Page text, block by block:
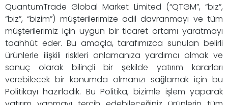
QuantumTrade Global Market Limited (“QTGM”, “biz”,
“biz”, “bizim”) müşterilerimize adil davranmayı ve tüm
müşterilerimiz için uygun bir ticaret ortamı yaratmayı
taahhüt eder. Bu amaçla, tarafımızca sunulan belirli
ürünlerle ilişkili riskleri anlamanıza yardımcı olmak ve
sonuç olarak bilinçli bir şekilde yatırım kararları
verebilecek bir konumda olmanızı sağlamak için bu
Politikayı hazırladık. Bu Politika, bizimle işlem yaparak